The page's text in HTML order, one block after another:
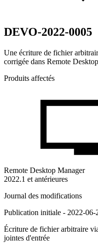
DEVO-2022-0005
Une écriture de fichier
corrigée dans Remote
Produits affectés
Remote Desktop Manager
2022.1 et antérieures
Journal des modifications
Publication initiale - 2022-06-
Écriture de fichier arbitraire
jointes d'entrée